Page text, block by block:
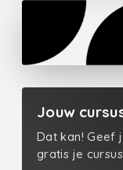
Jouw
Dat kan! Geef
gratis je